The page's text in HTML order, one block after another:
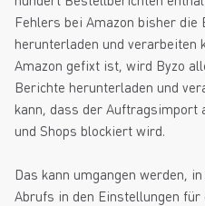
Fehlers bei Amazon bisher
herunterladen und verarbeiten
Amazon gefixt ist, wird Byzo
Berichte herunterladen und
kann, dass der Auftragsimport
und Shops blockiert wird.
Das kann umgangen werden,
Abrufs in den Einstellungen